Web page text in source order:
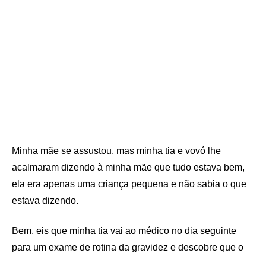
Minha mãe se assustou, mas minha tia e vovó lhe
acalmaram dizendo à minha mãe que tudo estava bem,
ela era apenas uma criança pequena e não sabia o que
estava dizendo.
Bem, eis que minha tia vai ao médico no dia seguinte
para um exame de rotina da gravidez e descobre que o